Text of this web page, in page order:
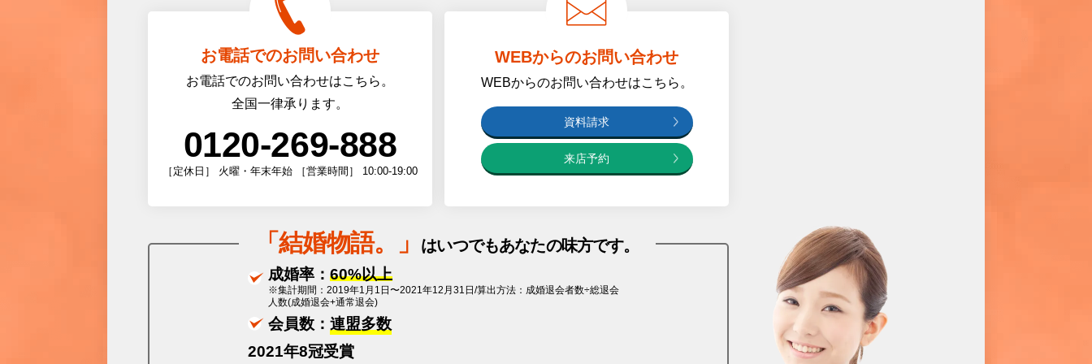
お電話でのお問い合わせ
お電話でのお問い合わせはこちら。
全国一律承ります。
0120-269-888
［定休日］ 火曜・年末年始 ［営業時間］ 10:00-19:00
WEBからのお問い合わせ
WEBからのお問い合わせはこちら。
資料請求
来店予約
「結婚物語。」 はいつでもあなたの味方です。
成婚率： 60%以上
※集計期間：2019年1月1日〜2021年12月31日/算出方法：成婚退会者数÷総退会
人数(成婚退会+通常退会)
会員数： 連盟多数
2021年8冠受賞